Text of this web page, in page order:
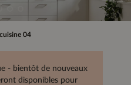
04
- bientôt de nouveaux
disponibles pour